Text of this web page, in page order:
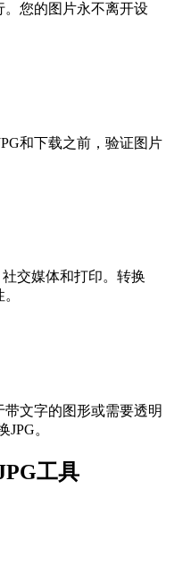
。您的图片永不离开设
和下载之前，验证图片
交媒体和打印。转换
文字的图形或需要透明
。
工具